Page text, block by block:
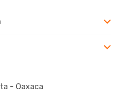
- Oaxaca